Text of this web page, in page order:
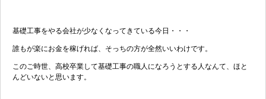
基礎工事をやる会社が少なくなってきている今日・・・
誰もが楽にお金を稼げれば、そっちの方が全然いいわけです。
このご時世、高校卒業して基礎工事の職人になろうとする人なんて、ほと
んどいないと思います。